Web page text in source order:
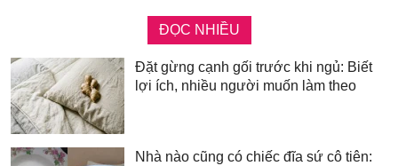
ĐỌC NHIỀU
Đặt gừng cạnh gối trước khi ngủ: Biết
lợi ích, nhiều người muốn làm theo
Nhà nào cũng có chiếc đĩa sứ cô tiên: